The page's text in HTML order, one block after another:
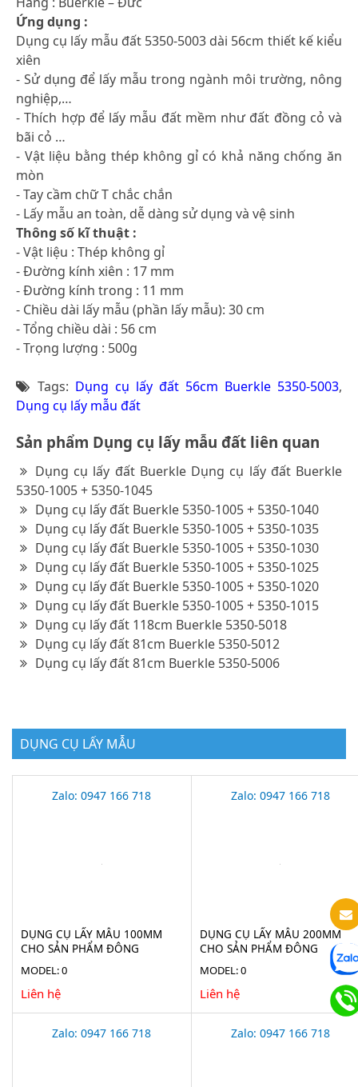
Ứng dụng :
Dụng cụ lấy mẫu đất 5350-5003 dài 56cm thiết kế kiểu
xiên
- Sử dụng để lấy mẫu trong ngành môi trường, nông
nghiệp,…
- Thích hợp để lấy mẫu đất mềm như đất đồng cỏ và
bãi cỏ …
- Vật liệu bằng thép không gỉ có khả năng chống ăn
mòn
- Tay cầm chữ T chắc chắn
- Lấy mẫu an toàn, dễ dàng sử dụng và vệ sinh
Thông số kĩ thuật :
- Vật liệu : Thép không gỉ
- Đường kính xiên : 17 mm
- Đường kính trong : 11 mm
- Chiều dài lấy mẫu (phần lấy mẫu): 30 cm
- Tổng chiều dài : 56 cm
- Trọng lượng : 500g
Tags: Dụng cụ lấy đất 56cm Buerkle 5350-5003,
Dụng cụ lấy mẫu đất
Sản phẩm Dụng cụ lấy mẫu đất liên quan
Dụng cụ lấy đất Buerkle Dụng cụ lấy đất Buerkle
5350-1005 + 5350-1045
Dụng cụ lấy đất Buerkle 5350-1005 + 5350-1040
Dụng cụ lấy đất Buerkle 5350-1005 + 5350-1035
Dụng cụ lấy đất Buerkle 5350-1005 + 5350-1030
Dụng cụ lấy đất Buerkle 5350-1005 + 5350-1025
Dụng cụ lấy đất Buerkle 5350-1005 + 5350-1020
Dụng cụ lấy đất Buerkle 5350-1005 + 5350-1015
Dụng cụ lấy đất 118cm Buerkle 5350-5018
Dụng cụ lấy đất 81cm Buerkle 5350-5012
Dụng cụ lấy đất 81cm Buerkle 5350-5006
DỤNG CỤ LẤY MẪU
Zalo: 0947 166 718
DỤNG CỤ LẤY MẪU 100MM
CHO SẢN PHẨM ĐÔNG
5323-0190
MODEL: 0
Liên hệ
Zalo: 0947 166 718
DỤNG CỤ LẤY MẪU 200MM
CHO SẢN PHẨM ĐÔNG
LẠNH(ICE BORER) BURKLE
5323-0200
MODEL: 0
Liên hệ
Zalo: 0947 166 718 Zalo: 0947 166 718